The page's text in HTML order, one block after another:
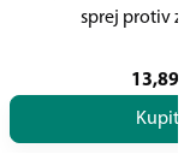
sprej protiv
13,89
Kupite